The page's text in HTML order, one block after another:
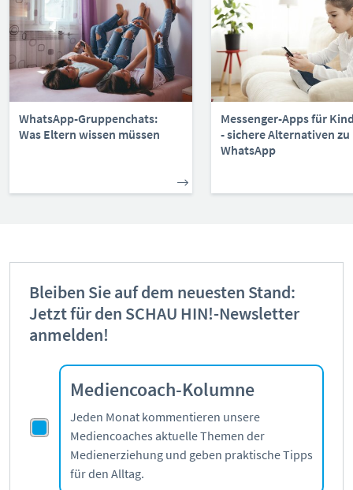
WhatsApp-Gruppenchats:
Was Eltern wissen müssen
Messenger-Apps für
- sichere Alternativen zu
WhatsApp
Bleiben Sie auf dem neuesten Stand:
Jetzt für den SCHAU HIN!-Newsletter
anmelden!
Mediencoach-Kolumne
Jeden Monat kommentieren unsere
Mediencoaches aktuelle Themen der
Medienerziehung und geben praktische Tipps
für den Alltag.